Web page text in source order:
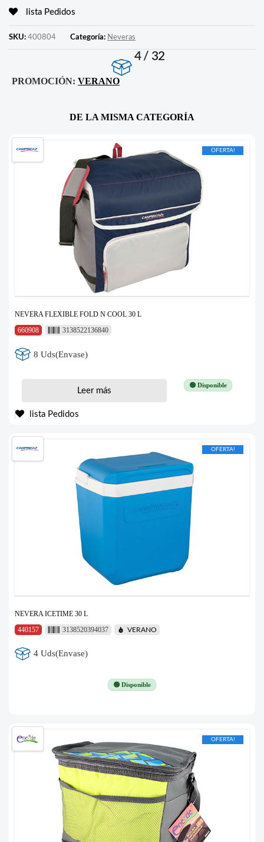
lista Pedidos
SKU: 400804 Categoría: Neveras
4 / 32
PROMOCIÓN: VERANO
DE LA MISMA CATEGORÍA
OFERTA!
NEVERA FLEXIBLE FOLD N COOL 30 L
660908
3138522136840
8 Uds(Envase)
🟢 Disponible
Leer más
lista Pedidos
OFERTA!
NEVERA ICETIME 30 L
440157
3138520394037 VERANO
4 Uds(Envase)
🟢 Disponible
OFERTA!